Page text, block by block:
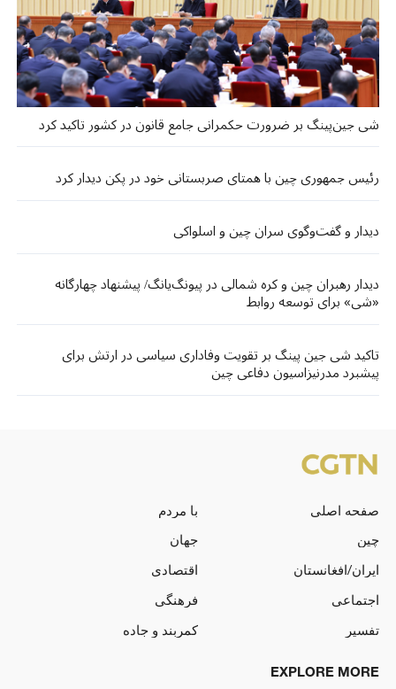
شی جین‌پینگ بر ضرورت حکمرانی جامع قانون در کشور تاکید کرد
رئیس جمهوری چین با همتای صربستانی خود در پکن دیدار کرد
دیدار و گفت‌وگوی سران چین و اسلواکی
دیدار رهبران چین و کره شمالی در پیونگ‌یانگ/ پیشنهاد چهارگانه
«شی» برای توسعه روابط
تاکید شی جین پینگ بر تقویت وفاداری سیاسی در ارتش برای
پیشبرد مدرنیزاسیون دفاعی چین
صفحه اصلی
با مردم
چین
جهان
ایران/افغانستان
اقتصادی
اجتماعی
فرهنگی
تفسیر
کمربند و جاده
EXPLORE MORE